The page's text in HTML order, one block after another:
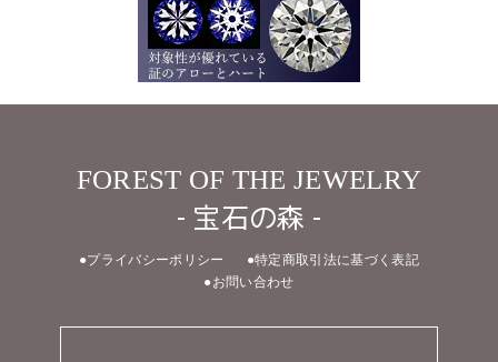
FOREST OF THE JEWELRY
- 宝石の森 -
●プライバシーポリシー
●特定商取引法に基づく表記
●お問い合わせ